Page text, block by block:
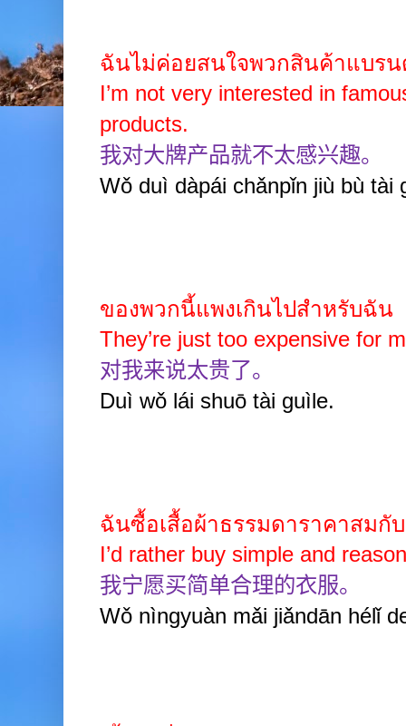
ฉันไม่ค่อยสนใจพวกสินค้าแบรน
I’m not very interested in
products.
我对大牌产品就不太感兴趣。
Wǒ duì dàpái chǎnpǐn jiù bù tài
ของพวกนี้แพงเกินไปสำหรับฉัน
They’re just too expensive for
对我来说太贵了。
Duì wǒ lái shuō tài guìle.
ฉันซื้อเสื้อผ้าธรรมดาราคาสม
I’d rather buy simple and
我宁愿买简单合理的衣服。
Wǒ nìngyuàn mǎi jiǎndān hélǐ